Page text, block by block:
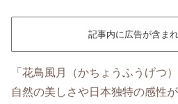
記事内に広告が含まれ
「花鳥風月（かちょうふうげつ
自然の美しさや日本独特の感性